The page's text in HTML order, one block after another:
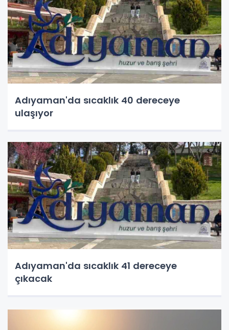
Adıyaman'da sıcaklık 40 dereceye
ulaşıyor
Adıyaman'da sıcaklık 41 dereceye
çıkacak